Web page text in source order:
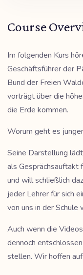
Course
Im folgenden Kurs
Geschäftsführer der
Bund der Freien
vorträgt über die
die Erde kommen.
Worum geht es
Seine Darstellung
als Gesprächsauftakt
und will schließlich
jeder Lehrer für sich
von uns in der Schule
Auch wenn die
dennoch
stellen. Wir hoffen